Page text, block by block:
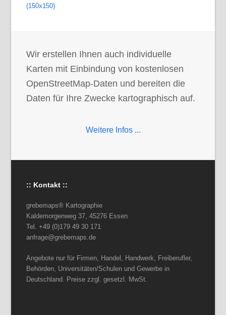
(150x150)
Wir erstellen Ihnen auch individuelle
Karten mit Einbindung von kostenlosen
OpenStreetMap-Daten und bereiten die
Daten für Ihre Zwecke kartographisch auf.
Weitere Infos ...
:: Kontakt ::
grebemaps® Kartographie
Kaldemorgenweg 37, 45276 Essen
Tel. +49 (0)179 49 30 171
anfrage@grebemaps.de
Angebote nur für Firmen, Handel, Handwerk, Freiberufler,
Behörden, Universitäten/Schulen und Gewerbe in
Deutschland. Preise zzgl. gesetzl. MwSt.